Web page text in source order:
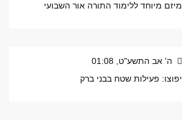
מיזם מיוחד ללימוד התורה אור השבועי
ה' אב התשע"ט, 01:08
יפוצו: פעילות שטח בבני ברק